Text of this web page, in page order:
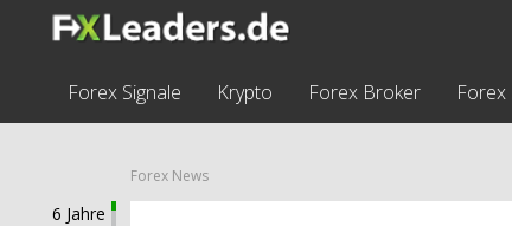
Forex Signale Krypto Forex Broker Forex
Forex News
6 Jahre